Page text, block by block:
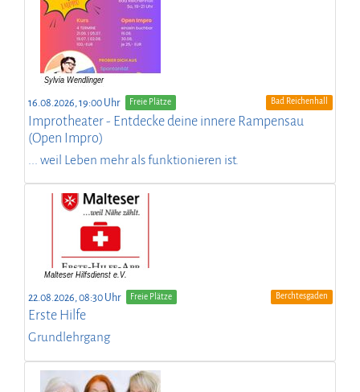
16.08.2026, 19:00 Uhr Freie Plätze Bad Reichenhall
Improtheater - Entdecke deine innere Rampensau
(Open Impro)
... weil Leben mehr als funktionieren ist.
22.08.2026, 08:30 Uhr Freie Plätze Berchtesgaden
Erste Hilfe
Grundlehrgang